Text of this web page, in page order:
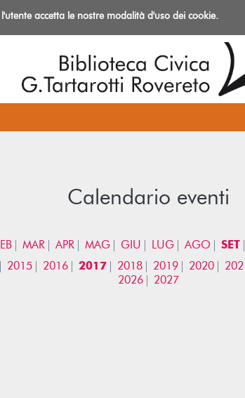
Calendario eventi
MAR APR MAG GIU LUG AGO SET
2015 2016 2017 2018 2019 2020 2021
2026
2027
accetta le nostre modalità d'uso dei cookie.